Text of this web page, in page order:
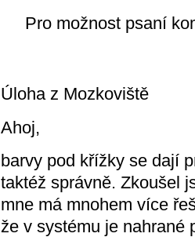
Pro možnost psaní
Úloha z Mozkoviště
Ahoj,
barvy pod křížky se dají
taktéž správně. Zkoušel
mne má mnohem více
že v systému je nahrané